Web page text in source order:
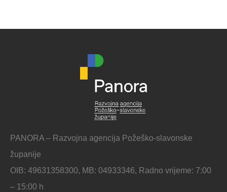
PANORA – Razvojna agencija Požeško-slavonske
županije
OIB: 49631358300, MB: 04933346, Radno vrijeme: 7:00
– 15:00 h